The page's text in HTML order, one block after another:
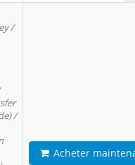
/
/
Acheter